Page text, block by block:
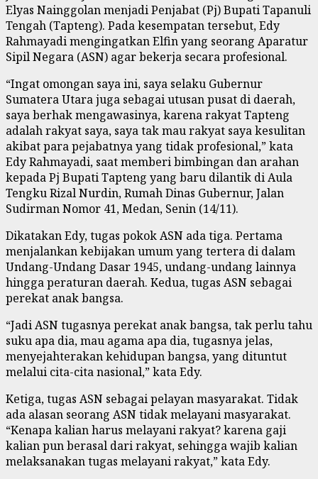
Elyas Nainggolan menjadi Penjabat (Pj) Bupati Tapanuli
Tengah (Tapteng). Pada kesempatan tersebut, Edy
Rahmayadi mengingatkan Elfin yang seorang Aparatur
Sipil Negara (ASN) agar bekerja secara profesional.
“Ingat omongan saya ini, saya selaku Gubernur
Sumatera Utara juga sebagai utusan pusat di daerah,
saya berhak mengawasinya, karena rakyat Tapteng
adalah rakyat saya, saya tak mau rakyat saya kesulitan
akibat para pejabatnya yang tidak profesional,” kata
Edy Rahmayadi, saat memberi bimbingan dan arahan
kepada Pj Bupati Tapteng yang baru dilantik di Aula
Tengku Rizal Nurdin, Rumah Dinas Gubernur, Jalan
Sudirman Nomor 41, Medan, Senin (14/11).
Dikatakan Edy, tugas pokok ASN ada tiga. Pertama
menjalankan kebijakan umum yang tertera di dalam
Undang-Undang Dasar 1945, undang-undang lainnya
hingga peraturan daerah. Kedua, tugas ASN sebagai
perekat anak bangsa.
“Jadi ASN tugasnya perekat anak bangsa, tak perlu tahu
suku apa dia, mau agama apa dia, tugasnya jelas,
menyejahterakan kehidupan bangsa, yang dituntut
melalui cita-cita nasional,” kata Edy.
Ketiga, tugas ASN sebagai pelayan masyarakat. Tidak
ada alasan seorang ASN tidak melayani masyarakat.
“Kenapa kalian harus melayani rakyat? karena gaji
kalian pun berasal dari rakyat, sehingga wajib kalian
melaksanakan tugas melayani rakyat,” kata Edy.